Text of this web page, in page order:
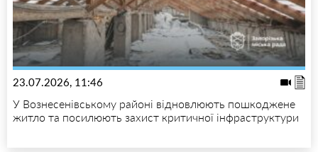
23.07.2026, 11:46
У Вознесенівському районі відновлюють пошкоджене
житло та посилюють захист критичної інфраструктури